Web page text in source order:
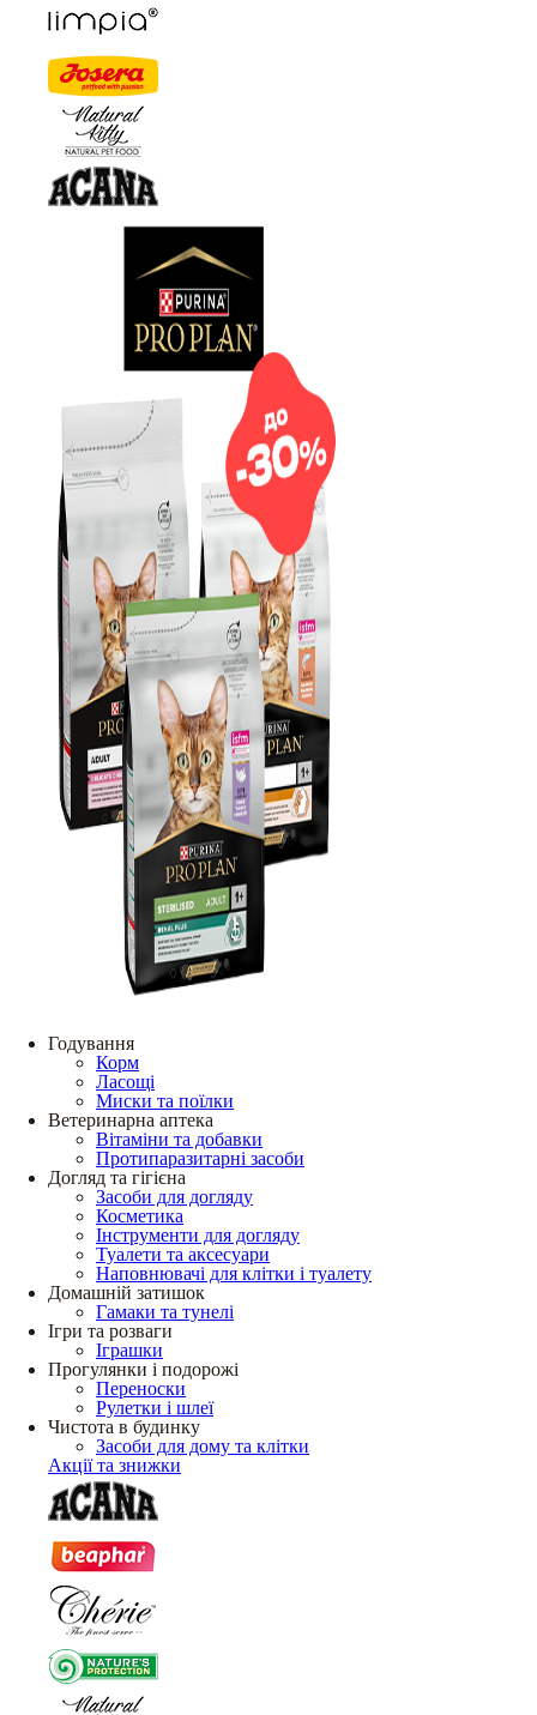
Годування
Корм
Ласощі
Миски та поїлки
Ветеринарна аптека
Вітаміни та добавки
Протипаразитарні засоби
Догляд та гігієна
Засоби для догляду
Косметика
Інструменти для догляду
Туалети та аксесуари
Наповнювачі для клітки і туалету
Домашній затишок
Гамаки та тунелі
Ігри та розваги
Іграшки
Прогулянки і подорожі
Переноски
Рулетки і шлеї
Чистота в будинку
Засоби для дому та клітки
Акції та знижки